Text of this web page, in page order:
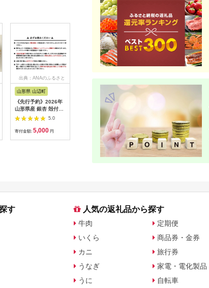
出典：ANAのふるさと
山形県 山辺町
《先行予約》2026年
山形県産 銀杏 殻付き
M 約800g（200g×4
パック） 2026年10月
上旬から順次発送 ぎ
5.0
寄付金額: 5,000 円
出典：楽天ふるさと納
税
【ふるさと納税】＜2
か月に1回お届け！定
期便 全3回＞三岳
1.8L×2本セット | 三
岳 焼酎 1800mL 2本
1.8L 一升瓶 芋焼酎 屋
久島 鹿児島 三岳酒造
お取り寄せ 本格焼酎
芋 本格芋焼酎 お酒 地
5.0
60,000 円
出典：ふるなび
静岡県 御殿場市
350ml 1ケース（24
本）◇ | チューハイ
酎ハイ KIRIN
5.0
寄付金額:14,000円
す 人気の返礼品から探す
牛肉
いくら
カニ
うなぎ
うに
定期便
商品券・金券
旅行券
家電・電化製品
自転車